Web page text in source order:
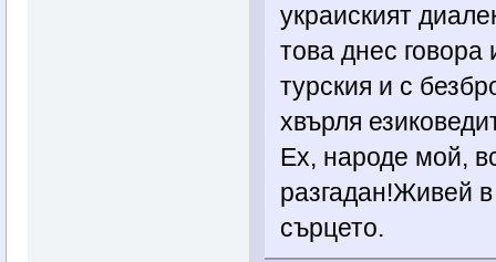
украиският
това днес
турския и с
хвърля
Ех, народе мой,
разгадан!Живей
сърцето.